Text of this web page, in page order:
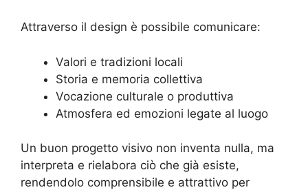
Attraverso il design è possibile comunicare:
Valori e tradizioni locali
Storia e memoria collettiva
Vocazione culturale o produttiva
Atmosfera ed emozioni legate al luogo
Un buon progetto visivo non inventa nulla, ma
interpreta e rielabora ciò che già esiste,
rendendolo comprensibile e attrattivo per